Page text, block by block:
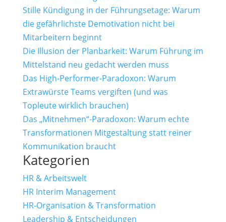
Stille Kündigung in der Führungsetage: Warum
die gefährlichste Demotivation nicht bei
Mitarbeitern beginnt
Die Illusion der Planbarkeit: Warum Führung im
Mittelstand neu gedacht werden muss
Das High-Performer-Paradoxon: Warum
Extrawürste Teams vergiften (und was
Topleute wirklich brauchen)
Das „Mitnehmen“-Paradoxon: Warum echte
Transformationen Mitgestaltung statt reiner
Kommunikation braucht
Kategorien
HR & Arbeitswelt
HR Interim Management
HR-Organisation & Transformation
Leadership & Entscheidungen